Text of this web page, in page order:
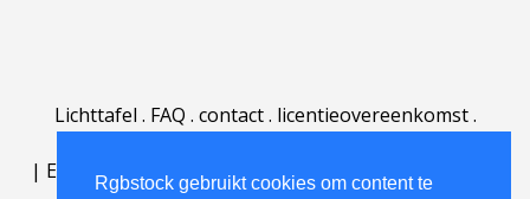
Rgbstock gebruikt cookies om content te
Lichttafel . FAQ . contact. licentieovereenkomst.
| English | Deutsch Español | Português